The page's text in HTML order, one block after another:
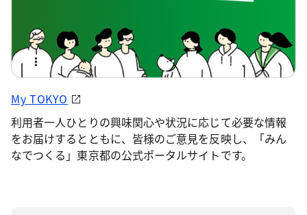
My TOKYO
利用者一人ひとりの興味関心や状況に応じて必要な情報
をお届けするとともに、皆様のご意見を反映し、「みん
なでつくる」東京都の公式ポータルサイトです。